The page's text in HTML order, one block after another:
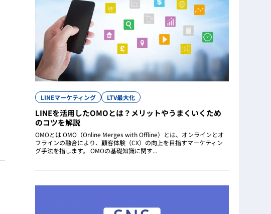
LINEマーケティング LTV最大化
LINEを活用したOMOとは？メリットやうまくいくため
のコツを解説
OMOとは OMO（Online Merges with Offline）とは、オンラインとオ
フラインの融合により、顧客体験（CX）の向上を目指すマーケティン
グ手法を指します。 OMOの基礎知識に関す...